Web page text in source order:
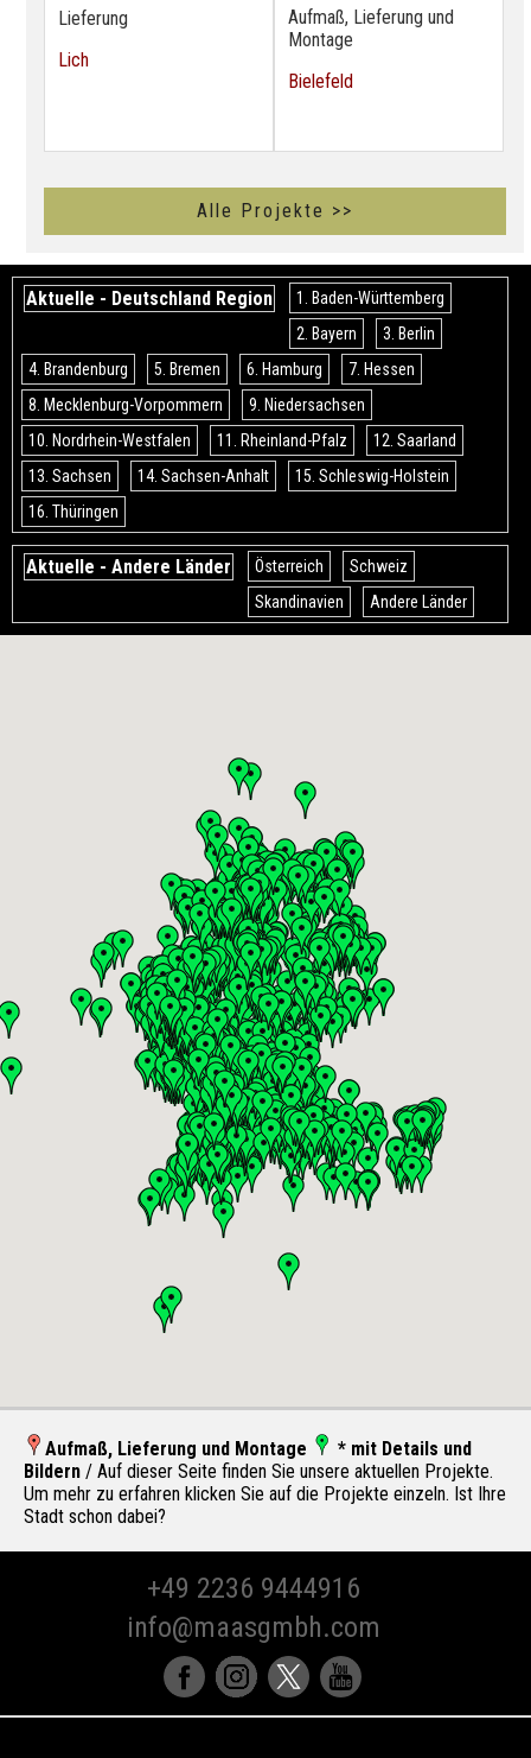
Lieferung
Lich
Aufmaß, Lieferung und
Montage
Bielefeld
Alle Projekte >>
Aktuelle - Deutschland Region
1. Baden-Württemberg
2. Bayern
3. Berlin
4. Brandenburg
5. Bremen 6. Hamburg
7. Hessen
8. Mecklenburg-Vorpommern
9. Niedersachsen
10. Nordrhein-Westfalen
11. Rheinland-Pfalz
12. Saarland
13. Sachsen
14. Sachsen-Anhalt
15. Schleswig-Holstein
16. Thüringen
Aktuelle - Andere Länder Österreich
Schweiz
Skandinavien
Andere Länder
Aufmaß, Lieferung und Montage
* mit Details und
Bildern / Auf dieser Seite finden Sie unsere aktuellen Projekte.
Um mehr zu erfahren klicken Sie auf die Projekte einzeln. Ist Ihre
Stadt schon dabei?
+49 2236 9444916
info@maasgmbh.com